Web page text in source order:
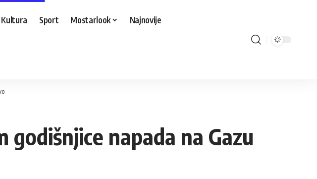
Kultura Sport Mostarlook Najnovije
napada na Gazu